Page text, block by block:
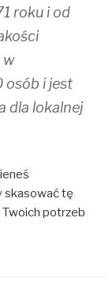
roku i od
w
osób i jest
dla lokalnej
skasować tę
potrzeb